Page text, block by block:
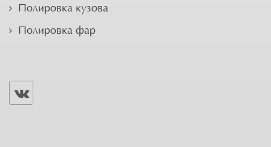
Полировка кузова
Полировка фар